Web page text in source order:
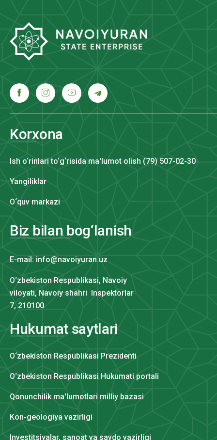
Korxona
Ish o‘rinlari to‘g‘risida ma'lumot olish (79) 507-02-30
Yangiliklar
O‘quv markazi
Biz bilan bog‘lanish
E-mail: info@navoiyuran.uz
O‘zbekiston Respublikasi, Navoiy
viloyati, Navoiy shahri Inspektorlar
7, 210100
Hukumat saytlari
O‘zbekiston Respublikasi Prezidenti
O‘zbekiston Respublikasi Hukumati portali
Qonunchilik ma'lumotlari milliy bazasi
Kon-geologiya vazirligi
Investitsiyalar, sanoat va savdo vazirligi